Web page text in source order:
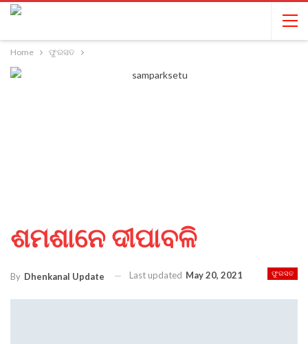
Home ଫୁରସତ
ଶମଶାନେ ଦୀପାବଳି
ଫୁରସତ
By Dhenkanal Update Last updated May 20, 2021